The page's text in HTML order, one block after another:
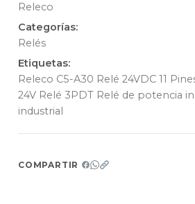
Releco
Categorías:
Relés
Etiquetas:
Releco C5-A30 Relé 24VDC 11
24V Relé 3PDT Relé de potencia
industrial
COMPARTIR